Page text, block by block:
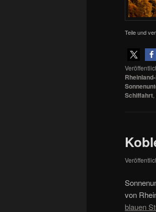
Teile und
Schiffahrt,
von
blauen